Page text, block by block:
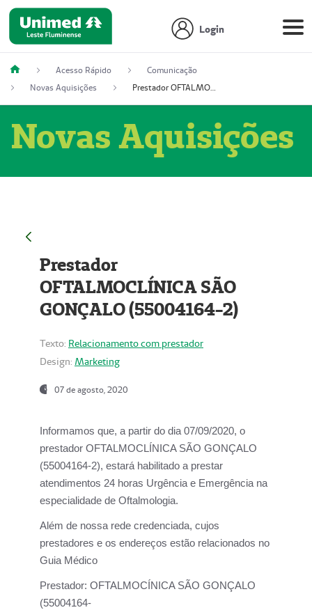
Login
Acesso Rápido
Comunicação
Novas Aquisições
Prestador OFTALMOCLÍNICA SÃO GONÇALO (55004164-2)
Novas Aquisições
Prestador
OFTALMOCLÍNICA SÃO
GONÇALO (55004164-2)
Texto: Relacionamento com prestador
Design: Marketing
07 de agosto, 2020
Informamos que, a partir do dia07/09/2020, o
prestador OFTALMOCLÍNICA SÃO GONÇALO
(55004164-2), estará habilitado a prestar
atendimentos 24 horas Urgência e Emergência na
especialidade de Oftalmologia.
Além de nossa rede credenciada, cujos
prestadores e os endereços estão relacionados no
Guia Médico
Prestador: OFTALMOCÍNICA SÃO GONÇALO
(55004164-